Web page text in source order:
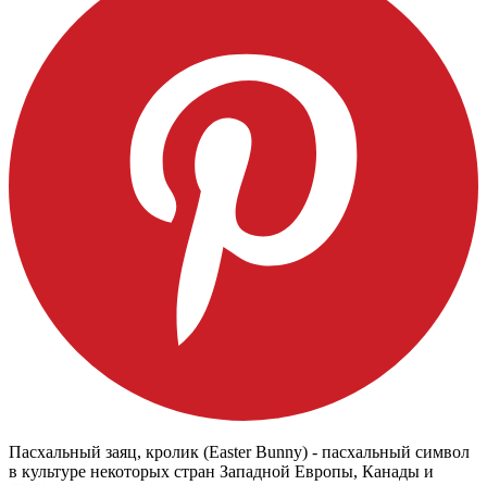
Пасхальный заяц, кролик (Easter Bunny) - пасхальный символ
в культуре некоторых стран Западной Европы, Канады и